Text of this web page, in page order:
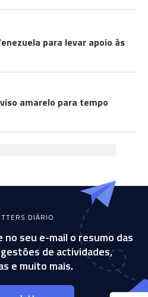
para levar apoio às
amarelo para tempo
DIÁRIO
seu e-mail o resumo das
de actividades,
e muito mais.